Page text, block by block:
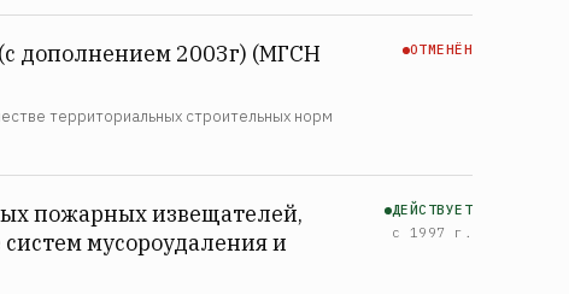
дополнением 2003г) (МГСН
территориальных строительных норм
ОТМЕНЁН
пожарных извещателей,
мусороудаления и
ДЕЙСТВУЕТ
с 1997 г.